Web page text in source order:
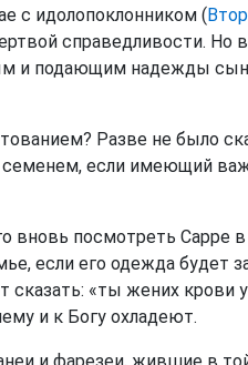
с идолопоклонником (
справедливости. Но
и подающим надежды
Разве не было
если имеющий
вновь посмотреть Сарре
если его одежда будет
сказать: «ты жених крови
и к Богу охладеют.